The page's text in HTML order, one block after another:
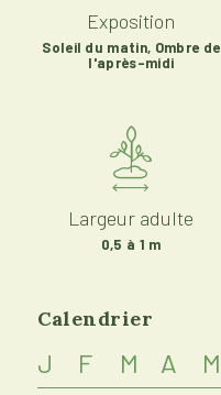
Largeur adulte
0,5 à 1 m
Exposition
Soleil du matin, Ombre de
l'après-midi
Calendrier
J F M A M